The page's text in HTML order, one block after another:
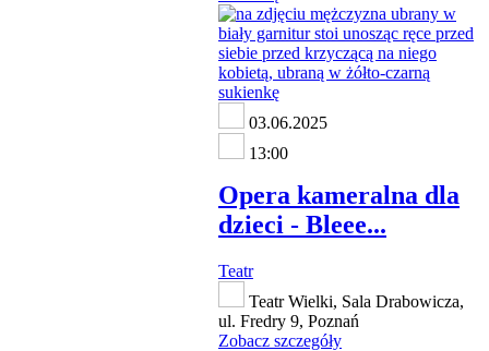
03.06.2025
13:00
Opera kameralna dla
dzieci - Bleee...
Teatr
Teatr Wielki, Sala Drabowicza,
ul. Fredry 9, Poznań
Zobacz szczegóły